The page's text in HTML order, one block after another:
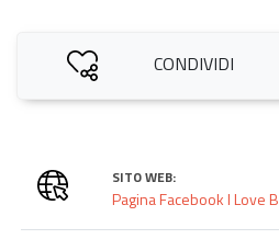
CONDIVIDI
SITO WEB:
Pagina Facebook I Love